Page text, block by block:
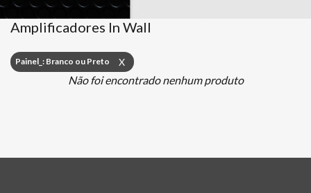
Amplificadores In Wall
Painel_: Branco ou Preto X
Não foi encontrado nenhum produto